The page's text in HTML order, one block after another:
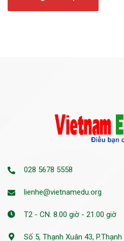
028 5678 5558
lienhe@vietnamedu.org
T2 - CN: 8.00 giờ - 21.00 giờ
Số 5, Thạnh Xuân 43,